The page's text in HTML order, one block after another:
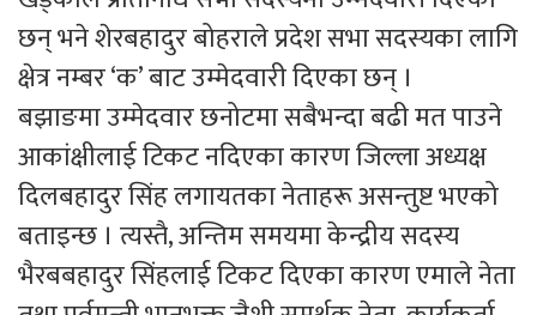
छन् भने शेरबहादुर बोहराले प्रदेश सभा सदस्यका लागि
क्षेत्र नम्बर ‘क’ बाट उम्मेदवारी दिएका छन् ।
बझाङमा उम्मेदवार छनोटमा सबैभन्दा बढी मत पाउने
आकांक्षीलाई टिकट नदिएका कारण जिल्ला अध्यक्ष
दिलबहादुर सिंह लगायतका नेताहरू असन्तुष्ट भएको
बताइन्छ । त्यस्तै, अन्तिम समयमा केन्द्रीय सदस्य
भैरबबहादुर सिंहलाई टिकट दिएका कारण एमाले नेता